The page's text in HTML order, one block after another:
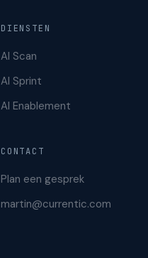
DIENSTEN
AI Scan
AI Sprint
AI Enablement
CONTACT
Plan een gesprek
martin@currentic.com